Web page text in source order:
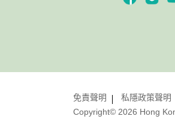
Copyright© 2026 Hong
免責聲明 私隱政策聲明